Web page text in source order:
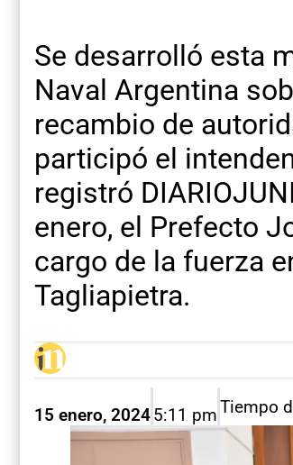
Se desarrolló esta
Naval Argentina
recambio de
participó el
registró
enero, el Prefecto
cargo de la fuerza
Tagliapietra.
15 enero, 20245:11 pmTiempo